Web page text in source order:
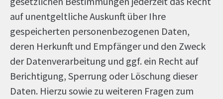
auf unentgeltliche Auskunft über Ihre
gespeicherten personenbezogenen Daten,
deren Herkunft und Empfänger und den Zweck
der Datenverarbeitung und ggf. ein Recht auf
Berichtigung, Sperrung oder Löschung dieser
Daten. Hierzu sowie zu weiteren Fragen zum